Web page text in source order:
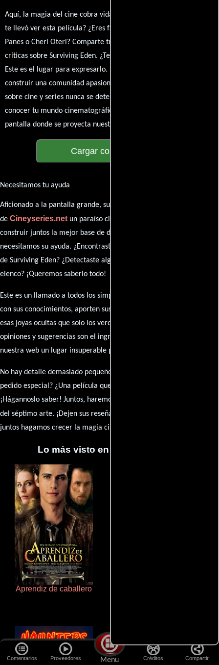
Comentarios Proveedores Menu Créditos Compartir
Aquí, la magia del cine cobra vida a través de tus opiniones. ¿Qué
te llevó ver esta película? ¿Eres fan de Greg Pritikin, Michael
Panes o Cheri Oteri? Comparte tus pensamientos, emociones y
críticas sobre Surviving Eden. ¿Te hizo reír, llorar o reflexionar?
Este es el lugar para expresarlo. ¡No te guardes nada! Queremos
construir una comunidad apasionada donde la conversación
sobre cine y series nunca se detenga. Únete a la charla y déjanos
conocer tu mundo cinematográfico. ¡Los comentarios son la
pantalla donde se proyecta nuestra diversidad de opiniones!
Cargar comentarios
Necesitamos tu ayuda
Aficionado a la pantalla grande, su participación es clave para hacer
de Cineyseries.netun paraíso cinéfilo completo. Queremos
construir juntos la mejor base de datos cinematográfica, pero
necesitamos su ayuda. ¿Encontraste algún dato faltante en la ficha
de Surviving Eden? ¿Detectaste algún error en la sinopsis o el
elenco? ¡Queremos saberlo todo!
Este es un llamado a todos los simpatizantes del cine: contribuyan
con sus conocimientos, aporten sus descubrimientos y compartan
esas joyas ocultas que solo los verdaderos fanáticos conocen. Sus
opiniones y sugerencias son el ingrediente secreto que hará de
nuestra web un lugar insuperable para los amantes del celuloide.
No hay detalle demasiado pequeño ni opinión insignificante. ¿Algún
pedido especial? ¿Una película que sueñas con ver reseñada?
¡Hágannoslo saber! Juntos, haremos de esta comunidad el epicentro
del séptimo arte. ¡Dejen sus reseña en la
juntos hagamos crecer la magia cinematográfica!
Lo más visto en Cineyseries.net
Aprendiz de caballero